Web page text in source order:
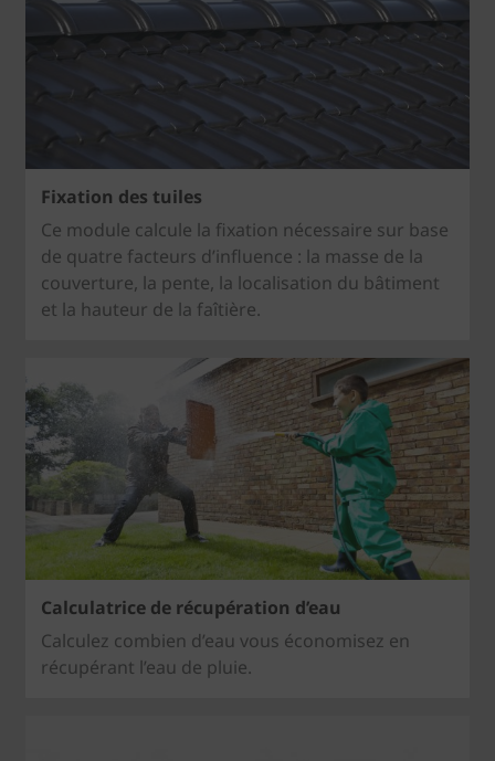
Fixation des tuiles
Ce module calcule la fixation nécessaire sur base
de quatre facteurs d’influence : la masse de la
couverture, la pente, la localisation du bâtiment
et la hauteur de la faîtière.
Calculatrice de récupération d’eau
Calculez combien d’eau vous économisez en
récupérant l’eau de pluie.